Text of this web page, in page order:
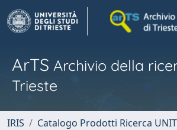
ArTS Archivio della
Trieste
IRIS
Catalogo Prodotti Ricerca